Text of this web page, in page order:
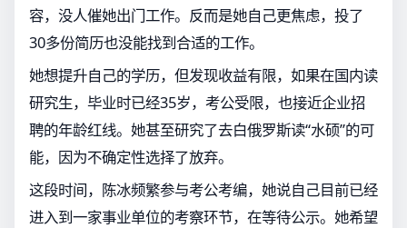
容，没人催她出门工作。反而是她自己更焦虑，投了
30多份简历也没能找到合适的工作。
她想提升自己的学历，但发现收益有限，如果在国内读
研究生，毕业时已经35岁，考公受限，也接近企业招
聘的年龄红线。她甚至研究了去白俄罗斯读“水硕”的可
能，因为不确定性选择了放弃。
这段时间，陈冰频繁参与考公考编，她说自己目前已经
进入到一家事业单位的考察环节，在等待公示。她希望